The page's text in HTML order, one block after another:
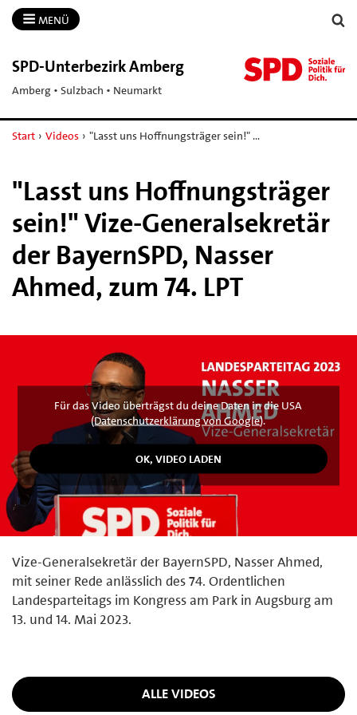
MENÜ
SPD-​Unterbezirk Amberg
Amberg • Sulzbach • Neumarkt
Start › Videos › "Lasst uns Hoffnungsträger sein!" …
"Lasst uns Hoffnungsträger
sein!" Vize-Generalsekretär
der BayernSPD, Nasser
Ahmed, zum 74. LPT
Für das Video überträgst du deine Daten in die USA
(Datenschutzerklärung von Google).
Vize-Generalsekretär der BayernSPD, Nasser Ahmed,
mit seiner Rede anlässlich des 74. Ordentlichen
Landesparteitags im Kongress am Park in Augsburg am
13. und 14. Mai 2023.
ALLE VIDEOS